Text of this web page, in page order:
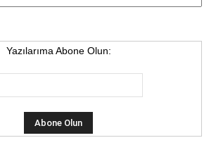
Yazılarıma Abone Olun: